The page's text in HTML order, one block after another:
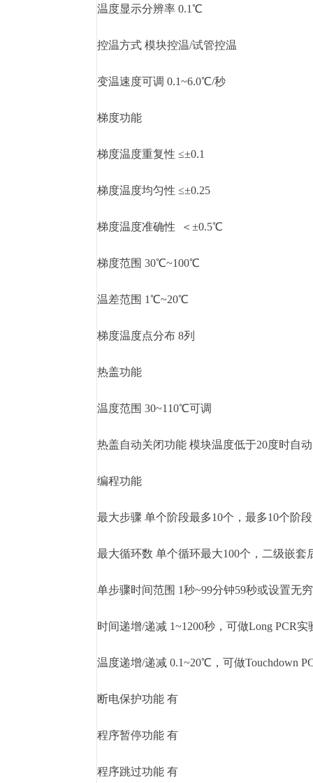
温度显示分辨率 0.1℃
控温方式 模块控温/试管控温
变温速度可调 0.1~6.0℃/秒
梯度功能
梯度温度重复性 ≤±0.1
梯度温度均匀性 ≤±0.25
梯度温度准确性 ＜±0.5℃
梯度范围 30℃~100℃
温差范围 1℃~20℃
梯度温度点分布 8列
热盖功能
温度范围 30~110℃可调
热盖自动关闭功能 模块温度低于20度时自
编程功能
最大步骤 单个阶段最多10个，最多10个阶
最大循环数 单个循环最大100个，二级嵌套
单步骤时间范围 1秒~99分钟59秒或设置无
时间递增/递减 1~1200秒，可做Long PCR实
温度递增/递减 0.1~20℃，可做Touchdown
断电保护功能 有
程序暂停功能 有
程序跳过功能 有